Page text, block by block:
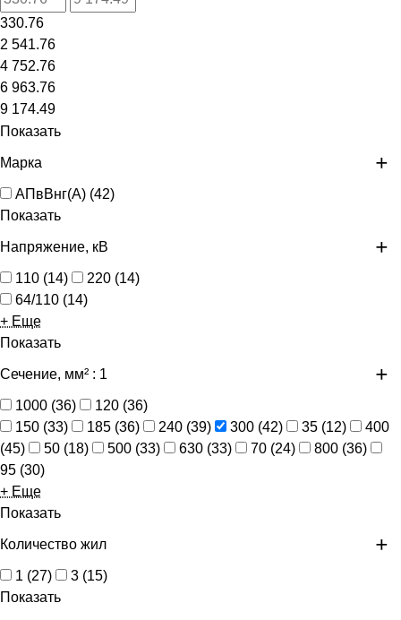
330.76
2 541.76
4 752.76
6 963.76
9 174.49
Показать
Марка
АПвВнг(А) (42)
Показать
Напряжение, кВ
110 (14) 220 (14)
64/110 (14)
+ Еще
Показать
Сечение, мм² : 1
1000 (36) 120 (36)
150 (33) 185 (36) 240 (39) 300 (42) 35 (12)
400
(45) 50 (18) 500 (33) 630 (33) 70 (24) 800 (36)
95 (30)
+ Еще
Показать
Количество жил
1 (27) 3 (15)
Показать